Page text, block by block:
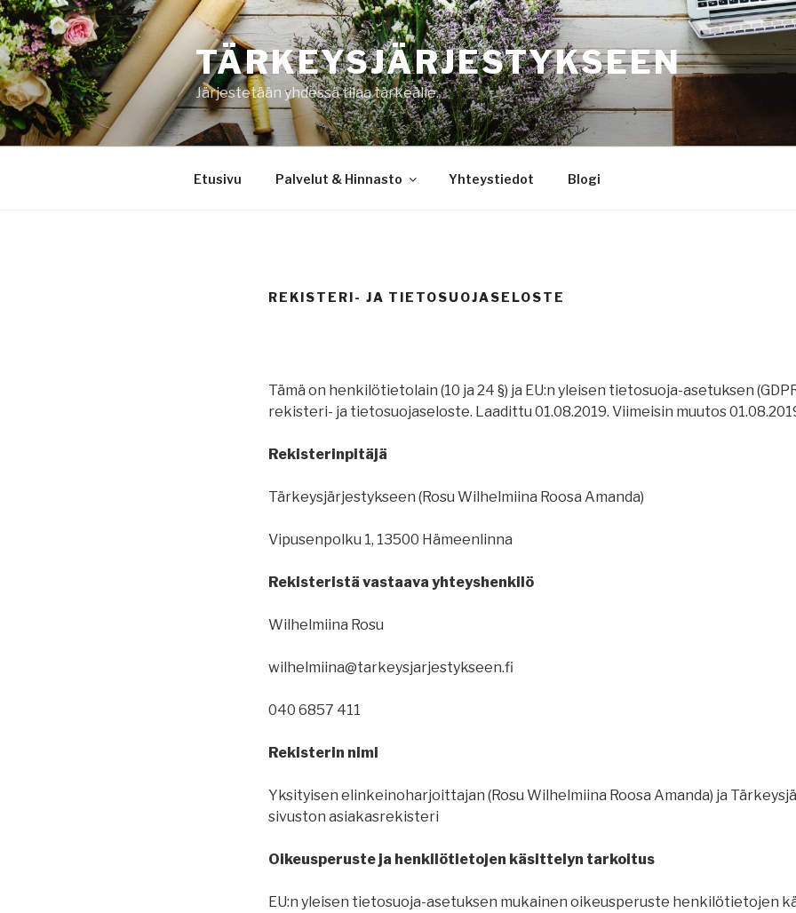
Siirry
sisältöön
TÄRKEYSJÄRJESTYKSEEN
Järjestetään yhdessä tilaa tärkeälle.
Etusivu Palvelut & Hinnasto Yhteystiedot Blogi
REKISTERI- JA TIETOSUOJASELOSTE
Tämä on henkilötietolain (10 ja 24 §) ja EU:n yleisen tietosuoja-asetuksen
rekisteri- ja tietosuojaseloste. Laadittu 01.08.2019. Viimeisin muutos
Rekisterinpitäjä
Tärkeysjärjestykseen (Rosu Wilhelmiina Roosa Amanda)
Vipusenpolku 1, 13500 Hämeenlinna
Rekisteristä vastaava yhteyshenkilö
Wilhelmiina Rosu
wilhelmiina@tarkeysjarjestykseen.fi
040 6857 411
Rekisterin nimi
Yksityisen elinkeinoharjoittajan (Rosu Wilhelmiina Roosa Amanda) ja
sivuston asiakasrekisteri
Oikeusperuste ja henkilötietojen käsittelyn tarkoitus
EU:n yleisen tietosuoja-asetuksen mukainen oikeusperuste henkilötietojen